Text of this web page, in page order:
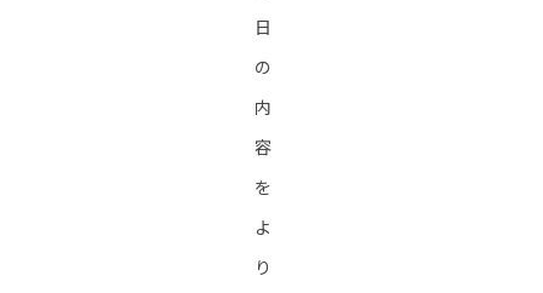
日
の
内
容
を
よ
り